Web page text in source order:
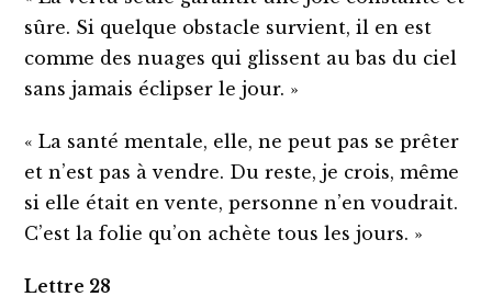
sûre. Si quelque obstacle survient, il en est
comme des nuages qui glissent au bas du ciel
sans jamais éclipser le jour. »
« La santé mentale, elle, ne peut pas se prêter
et n’est pas à vendre. Du reste, je crois, même
si elle était en vente, personne n’en voudrait.
C’est la folie qu’on achète tous les jours. »
Lettre 28